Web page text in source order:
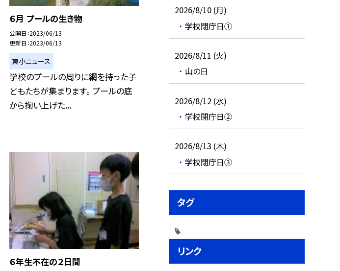
６月 プールの生き物
公開日 2023/06/13
更新日 2023/06/13
東小ニュース
学校のプールの周りに網を持った子
どもたちが集まります。 プールの底
から掬い上げた...
６年生不在の２日間
2026/8/10 (月)
学校閉庁日①
2026/8/11 (火)
山の日
2026/8/12 (水)
学校閉庁日②
2026/8/13 (木)
学校閉庁日③
タグ
リンク